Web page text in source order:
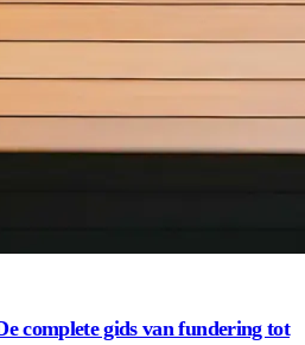
complete gids van fundering tot